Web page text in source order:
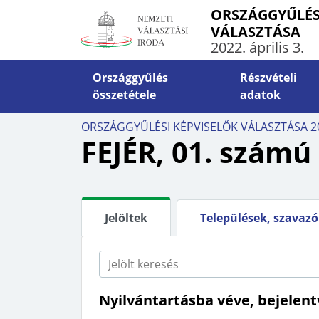
VÁLASZTÁSA
2022. április 3.
Országgyűlés
összetétele
Részvételi
adatok
ÁLTALÁNOS INFORMÁCIÓK
Határidők, határnapok
Jogszabályok
5-10-
ORSZÁGGYŰLÉSI KÉPVISELŐK VÁLASZTÁSA
FEJÉR, 01.
Jelöltek Települések,
Nyilvántartásba véve,